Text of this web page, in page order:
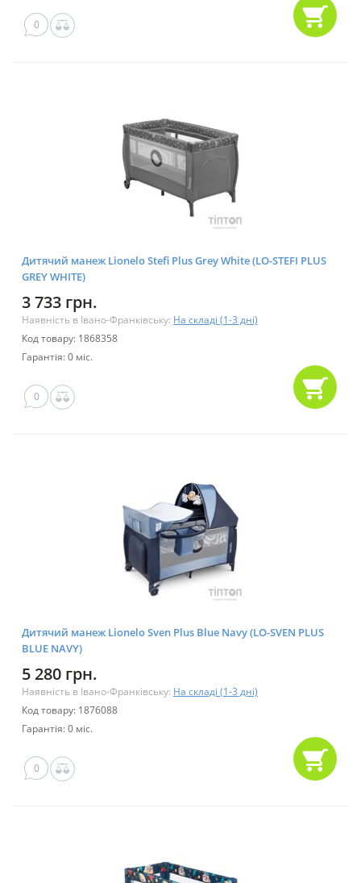
0
Дитячий манеж Lionelo Stefi Plus Grey White (LO-STEFI PLUS
GREY WHITE)
3 733 грн.
Наявність в Івано-Франківську: На складі (1-3 дні)
Код товару: 1868358
Гарантія: 0 міс.
0
Дитячий манеж Lionelo Sven Plus Blue Navy (LO-SVEN PLUS
BLUE NAVY)
5 280 грн.
Наявність в Івано-Франківську: На складі (1-3 дні)
Код товару: 1876088
Гарантія: 0 міс.
0